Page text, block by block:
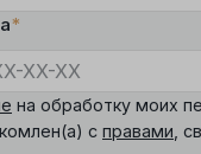
*
на обработку моих
с правами ,